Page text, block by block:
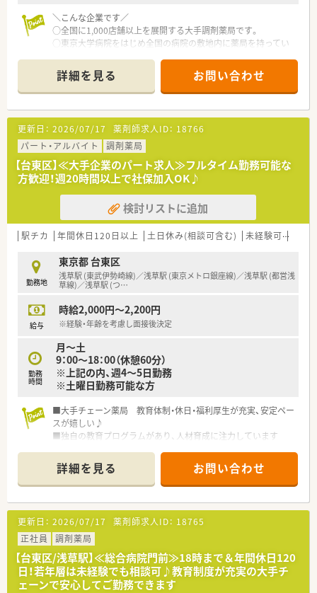
＼こんな企業です／
○全国に1,000店舗以上を展開する大手調剤薬局です。
○東京大学病院をはじめ全国の病院の敷地内に薬局を持ってい
病診薬連携を強化することで、地域にお住いの患者様に高度な医
療の提供を実現しています。
○全店「同一の機械・システム」を採用しており、且つ処方箋の応
需内容が多岐にわたる（敷地内・病院門前・医療モール・CL門前）
ので、スキルUPしたい方にはお勧めもです。
○長期就業＆自己研讃を続ける事で給与があがる仕組みになっ
ており、将来的に高年収も狙う事が出来ます。
○インターネットを使って処方薬の飲み方を遠隔指導する「オン
ライン服薬指導」、今後も病院の「敷地内薬局」の推進、女性客の
取り込みを狙う店舗でデザインの一新。
M&Aによる店舗拡大と業界のリーディングカンパニーとして成
長を続けています。
○どの店舗も、最新システムが整っています！
〇「社員第一主義」を掲げている同社では、福利厚生面が手厚く
年間休日120日以上、「連続休暇制度（年に1回、最大9連休を取得
できる制度）」等
してくれる制度が充実しています。
〇社員割引制度、財形貯蓄制度、スポーツジム優待等が受けられ
〇産休・育休・時短勤務者2,097人以上等、どれも業界トップクラ
スの実績!
産休、育休取得はもちろんのこと、育児短時間勤務制度を実施
育児休業より復帰後、1日最大2時間短縮して勤務できる制度で
法律では3歳までですが、同社では小学校就学時までの期間利用
可能♪
詳細を見る お問い合わせ
更新日： 2026/07/17 薬剤師求人ID： 18766
パート・アルバイト
調剤薬局
【台東区】≪大手企業のパート求人≫フルタイム勤務可能な
方歓迎！週20時間以上で社保加入OK♪
検討リストに追加
駅チカ 年間休日120日以上 土日休み(相談可含む) 未経験可
勤務地
東京都 台東区
浅草駅 (東武伊勢崎線)／浅草駅 (東京メトロ銀座線)／浅草駅 (都営浅
草線)／浅草駅 (つ…
給与
時給2,000円～2,200円
※経験・年齢を考慮し面接後決定
勤務
時間
月～土
9：00～18：00（休憩60分）
※上記の内、週4～5日勤務
※土曜日勤務可能な方
■大手チェーン薬局 教育体制・休日・福利厚生が充実、安定ペー
スが嬉しい♪
■独自の教育プログラムがあり、人材育成に注力しています
を持って取り組めます
調剤薬局勤務が初めての方、調剤に自信のない方も、導入研修が
あり安心です
■最新設備完備 過誤防止システムや、その他機器が充実！業務の
サポート体制がしっかりしているので効率的＆安心してお仕事
に集中できます
■産休育休制度や育児時短勤務制度など子育てとの両立を応援
しています
詳細を見る お問い合わせ
更新日： 2026/07/17 薬剤師求人ID： 18765
正社員
調剤薬局
【台東区/浅草駅】≪総合病院門前≫18時まで＆年間休日120
日！若年層は未経験でも相談可♪教育制度が充実の大手チ
ェーンで安心してご勤務できます